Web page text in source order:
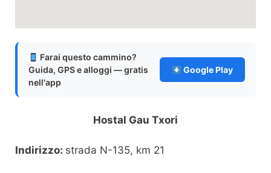
Farai questo cammino?
Guida, GPS e alloggi — gratis
nell'app
Google Play
Hostal Gau Txori
Indirizzo: strada N-135, km 21